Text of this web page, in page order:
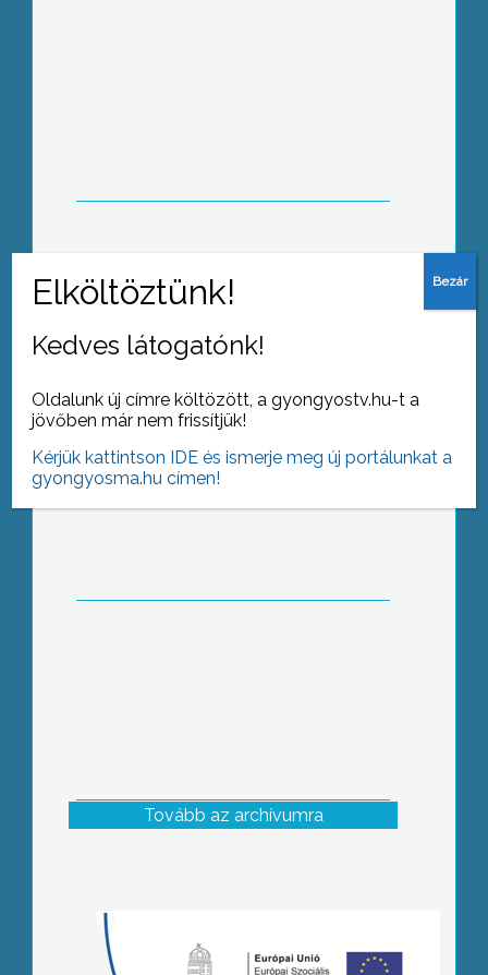
követően ma reggel becsengettek kis
Gyöngyösön első alkalommal
ünnepséget. Dr. Végh Attila
Tovább az archívumra
Kedves látogatónk!
Oldalunk új címre költözött, a gyongyostv.hu-t a
jövőben már nem frissítjük!
Kérjük kattintson IDE és ismerje meg új portálunkat a
gyongyosma.hu címen!